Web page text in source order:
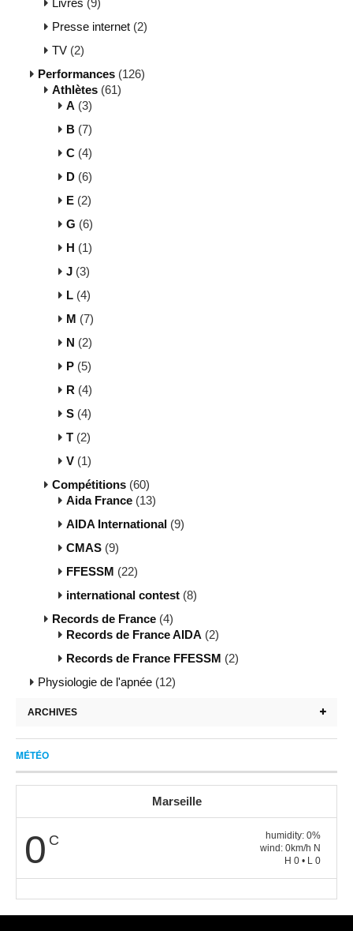
Presse internet (2)
TV (2)
Performances (126)
Athlètes (61)
A (3)
B (7)
C (4)
D (6)
E (2)
G (6)
H (1)
J (3)
L (4)
M (7)
N (2)
P (5)
R (4)
S (4)
T (2)
V (1)
Compétitions (60)
Aida France (13)
AIDA International (9)
CMAS (9)
FFESSM (22)
international contest (8)
Records de France (4)
Records de France AIDA (2)
Records de France FFESSM (2)
Physiologie de l'apnée (12)
ARCHIVES
MÉTÉO
Marseille
0 C
humidity: 0%
wind: 0km/h N
H 0 • L 0